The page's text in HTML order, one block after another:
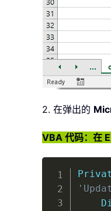
2. 在弹出的
VBA 代码：在